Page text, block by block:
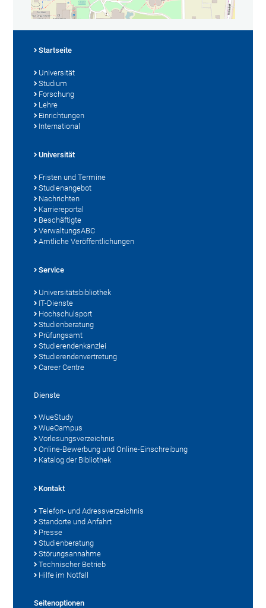
Startseite
Universität
Studium
Forschung
Lehre
Einrichtungen
International
Universität
Fristen und Termine
Studienangebot
Nachrichten
Karriereportal
Beschäftigte
VerwaltungsABC
Amtliche Veröffentlichungen
Service
Universitätsbibliothek
IT-Dienste
Hochschulsport
Studienberatung
Prüfungsamt
Studierendenkanzlei
Studierendenvertretung
Career Centre
Dienste
WueStudy
WueCampus
Vorlesungsverzeichnis
Online-Bewerbung und Online-Einschreibung
Katalog der Bibliothek
Kontakt
Telefon- und Adressverzeichnis
Standorte und Anfahrt
Presse
Studienberatung
Störungsannahme
Technischer Betrieb
Hilfe im Notfall
Seitenoptionen